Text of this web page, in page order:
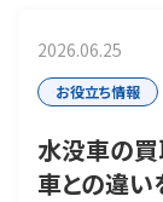
2026.06.25
お役立ち情報
水没車の買
車との違い